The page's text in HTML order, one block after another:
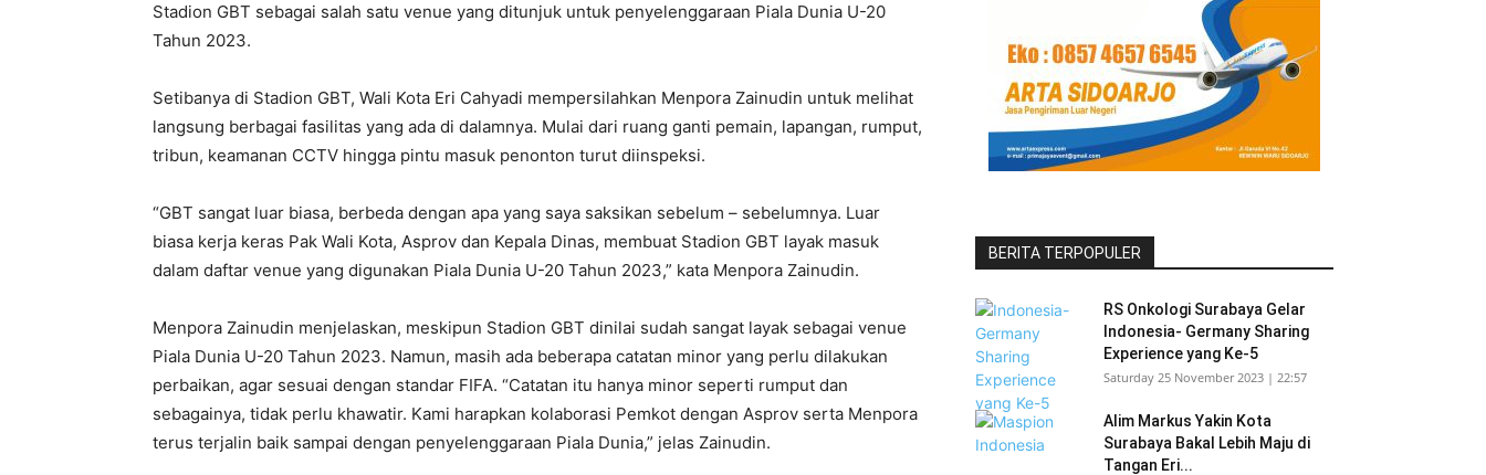
Stadion GBT sebagai salah satu venue yang ditunjuk untuk penyelenggaraan Piala Dunia U-20
Tahun 2023.
Setibanya di Stadion GBT, Wali Kota Eri Cahyadi mempersilahkan Menpora Zainudin untuk melihat
langsung berbagai fasilitas yang ada di dalamnya. Mulai dari ruang ganti pemain, lapangan, rumput,
tribun, keamanan CCTV hingga pintu masuk penonton turut diinspeksi.
“GBT sangat luar biasa, berbeda dengan apa yang saya saksikan sebelum – sebelumnya. Luar
biasa kerja keras Pak Wali Kota, Asprov dan Kepala Dinas, membuat Stadion GBT layak masuk
dalam daftar venue yang digunakan Piala Dunia U-20 Tahun 2023,” kata Menpora Zainudin.
Menpora Zainudin menjelaskan, meskipun Stadion GBT dinilai sudah sangat layak sebagai venue
Piala Dunia U-20 Tahun 2023. Namun, masih ada beberapa catatan minor yang perlu dilakukan
perbaikan, agar sesuai dengan standar FIFA. “Catatan itu hanya minor seperti rumput dan
sebagainya, tidak perlu khawatir. Kami harapkan kolaborasi Pemkot dengan Asprov serta Menpora
terus terjalin baik sampai dengan penyelenggaraan Piala Dunia,” jelas Zainudin.
BERITA TERPOPULER
RS Onkologi Surabaya Gelar
Indonesia- Germany Sharing
Experience yang Ke-5
Saturday 25 November 2023 | 22:57
Alim Markus Yakin Kota
Surabaya Bakal Lebih Maju di
Tangan Eri...